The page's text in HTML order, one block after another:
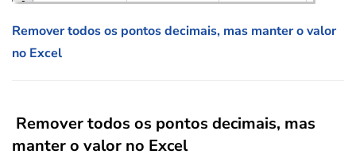
Remover todos os pontos decimais, mas manter o valor
no Excel
Remover todos os pontos decimais, mas
manter o valor no Excel